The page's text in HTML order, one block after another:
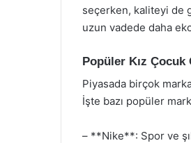
seçerken, kaliteyi de
uzun vadede daha
Popüler Kız Çocuk
Piyasada birçok
İşte bazı popüler
– **Nike**: Spor ve